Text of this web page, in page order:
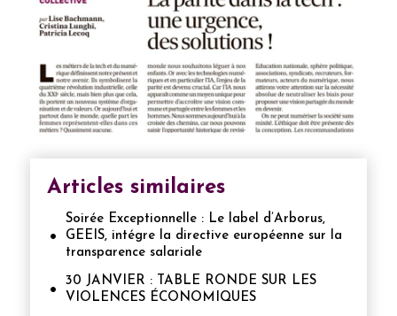
Articles similaires
Soirée Exceptionnelle : Le label d’Arborus,
GEEIS, intégre la directive européenne sur la
transparence salariale
30 JANVIER : TABLE RONDE SUR LES
VIOLENCES ÉCONOMIQUES